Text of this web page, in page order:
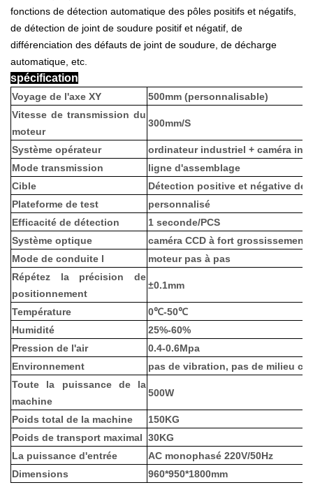
fonctions de détection automatique des pôles positifs et négatifs,
de détection de joint de soudure positif et négatif, de
différenciation des défauts de joint de soudure, de décharge
automatique, etc.
spécification
Voyage de l'axe XY
500mm (personnalisable)
Vitesse de transmission du
moteur
300mm/S
Système opérateur
ordinateur industriel + caméra
Mode transmission
ligne d'assemblage
Cible
Détection positive et négative de
Plateforme de test
personnalisé
Efficacité de détection
1 seconde/PCS
Système optique
caméra CCD à fort
Mode de conduite l
moteur pas à pas
Répétez la précision de
positionnement
±0.1mm
Température
0℃-50℃
Humidité
25%-60%
Pression de l'air
0.4-0.6Mpa
Environnement
pas de vibration, pas de milieu
Toute la puissance de la
machine
500W
Poids total de la machine
150KG
Poids de transport maximal 30KG
La puissance d'entrée
AC monophasé 220V/50Hz
Dimensions
960*950*1800mm